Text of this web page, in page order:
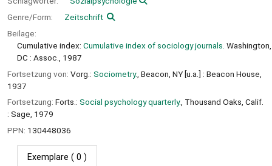
Genre/Form:
Zeitschrift
Beilage:
Cumulative index: Cumulative index of sociology journals. Washington,
DC : Assoc., 1987
Fortsetzung von: Vorg.: Sociometry. , Beacon, NY [u.a.] : Beacon House,
1937
Fortsetzung: Forts.: Social psychology quarterly., Thousand Oaks, Calif.
: Sage, 1979
PPN: 130448036
Exemplare ( 0 )